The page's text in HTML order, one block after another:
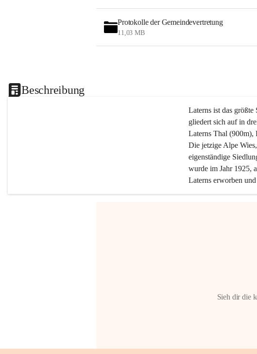
Protokolle der Gemeindevertretung
11,03 MB
Beschreibung
Laterns ist das größte
gliedert sich auf in
Laterns Thal (900m),
Die jetzige Alpe
eigenständige
wurde im Jahr 1925,
Laterns erworben
Sieh dir die